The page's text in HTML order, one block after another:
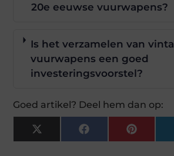
20e eeuwse vuurwapens?
Is het verzamelen van
vuurwapens een goed
investeringsvoorstel?
Goed artikel? Deel hem dan op:
X
(Twitter)
Facebook